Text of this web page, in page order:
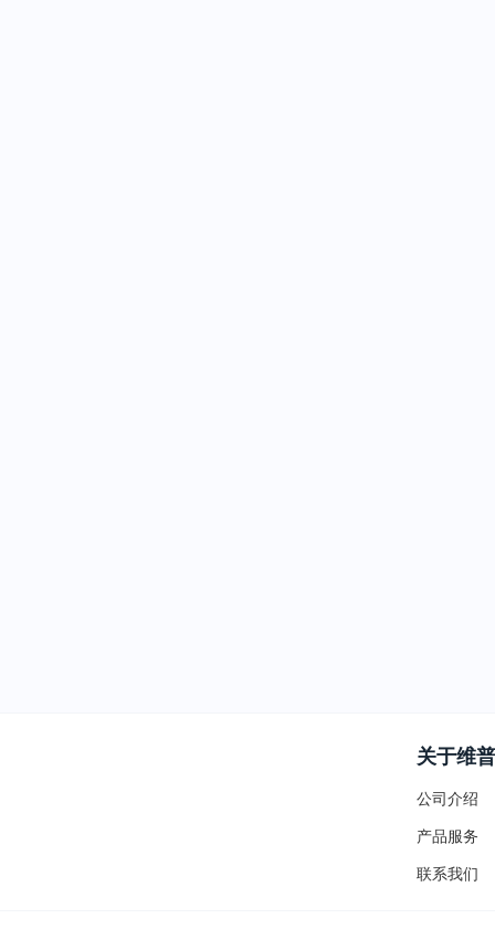
关于维普
公司介绍
产品服务
联系我们